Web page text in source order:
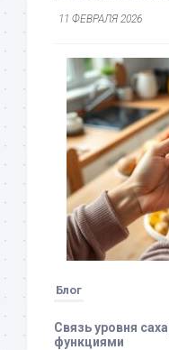
11 ФЕВРАЛЯ 2026
Блог
Связь уровня
функциями